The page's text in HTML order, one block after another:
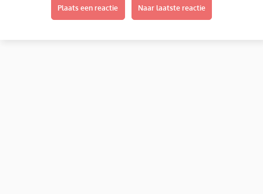
Plaats een reactie Naar laatste reactie